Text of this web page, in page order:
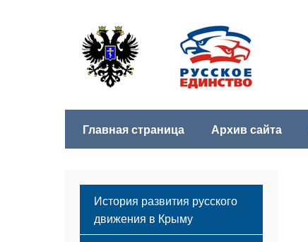
Главная страница Архив сайта
История развития русского
движения в Крыму